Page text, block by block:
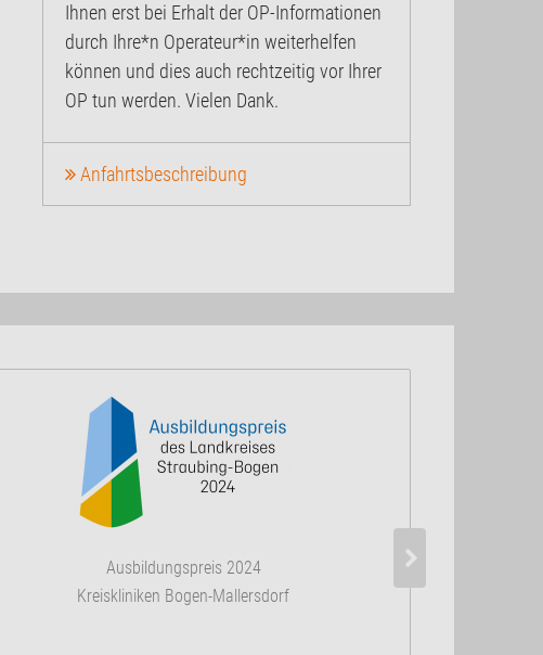
Ihnen erst bei Erhalt der OP-Informationen
durch Ihre*n Operateur*in weiterhelfen
können und dies auch rechtzeitig vor Ihrer
OP tun werden. Vielen Dank.
Anfahrtsbeschreibung
Ausbildungspreis 2024
Kreiskliniken Bogen-Mallersdorf